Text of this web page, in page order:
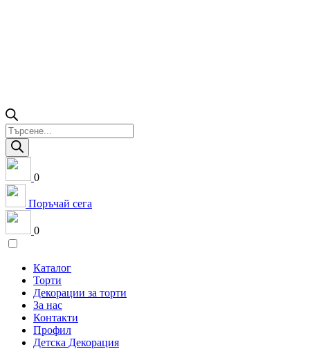
Products
search
0
Поръчай сега
0
Каталог
Торти
Декорации за торти
За нас
Контакти
Профил
Детска Декорация